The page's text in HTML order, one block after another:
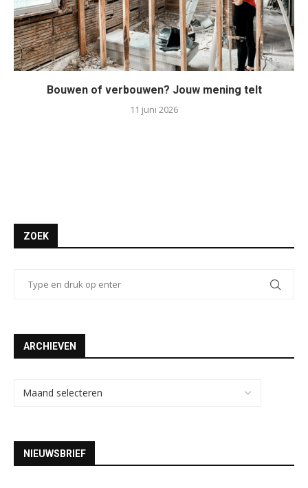
Bouwen of verbouwen? Jouw mening telt
11 juni 2026
ZOEK
ARCHIEVEN
NIEUWSBRIEF